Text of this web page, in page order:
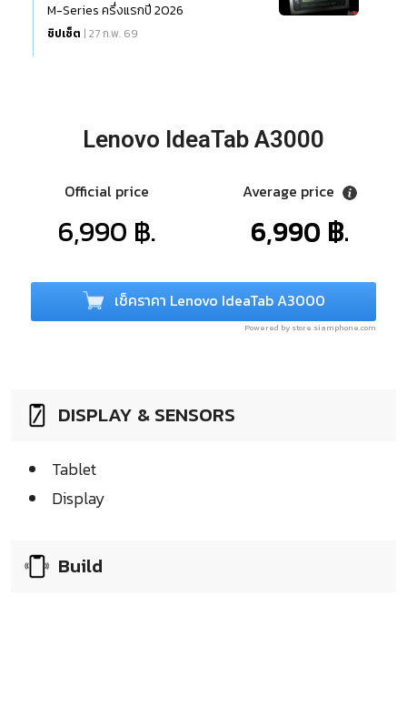
M-Series ครึ่งแรกปี 2026
ชิปเซ็ต | 27 ก.พ. 69
Lenovo IdeaTab A3000
Official price
6,990 ฿.
Average price
6,990 ฿.
เช็คราคา Lenovo IdeaTab A3000
Powered by store.siamphone.com
DISPLAY & SENSORS
Tablet
Display
Build